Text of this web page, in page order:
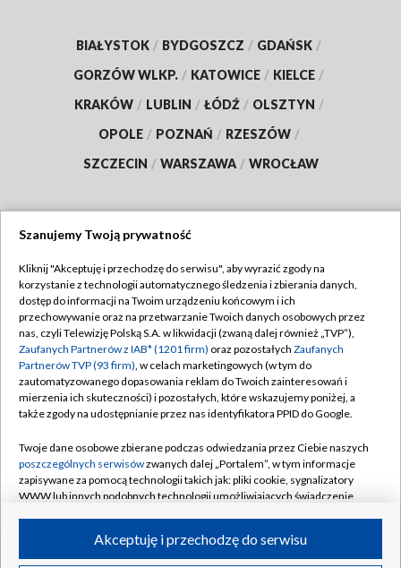
BIAŁYSTOK / BYDGOSZCZ / GDAŃSK /
GORZÓW WLKP. / KATOWICE / KIELCE /
KRAKÓW / LUBLIN / ŁÓDŹ / OLSZTYN /
OPOLE / POZNAŃ / RZESZÓW /
SZCZECIN / WARSZAWA / WROCŁAW
TVP
Abonament TVP
Emisja w TVP
Centrum informacji TVP
Naziemna Telewizja Cyfrowa
Rada Programowa
System NOS
Informacje o nadawcy
Program dla prasy
Regulamin TVP
Polityka prywatności
Moje zgody
Pomoc
Kontakt
Kanały
Szanujemy Twoją prywatność
Kliknij "Akceptuję i przechodzę do serwisu", aby wyrazić zgody na
korzystanie z technologii automatycznego śledzenia i zbierania danych,
dostęp do informacji na Twoim urządzeniu końcowym i ich
przechowywanie oraz na przetwarzanie Twoich danych osobowych przez
nas, czyli Telewizję Polską S.A. w likwidacji (zwaną dalej również „TVP”),
Zaufanych Partnerów z IAB* (1201 firm) oraz pozostałych Zaufanych
Partnerów TVP (93 firm), w celach marketingowych (w tym do
zautomatyzowanego dopasowania reklam do Twoich zainteresowań i
mierzenia ich skuteczności) i pozostałych, które wskazujemy poniżej, a
także zgody na udostępnianie przez nas identyfikatora PPID do Google.
Twoje dane osobowe zbierane podczas odwiedzania przez Ciebie naszych
poszczególnych serwisówzwanych dalej „Portalem”, w tym informacje
zapisywane za pomocą technologii takich jak: pliki cookie, sygnalizatory
WWW lub innych podobnych technologii umożliwiających świadczenie
ruchu w Internecie.Akceptuję i przechodzę do serwisu